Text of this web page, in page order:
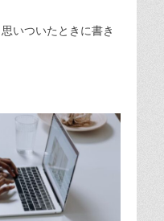
いついたときに書き